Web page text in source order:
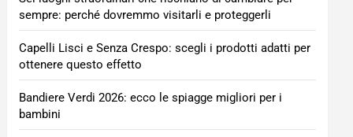
sempre: perché dovremmo visitarli e proteggerli
Capelli Lisci e Senza Crespo: scegli i prodotti adatti per
ottenere questo effetto
Bandiere Verdi 2026: ecco le spiagge migliori per i
bambini